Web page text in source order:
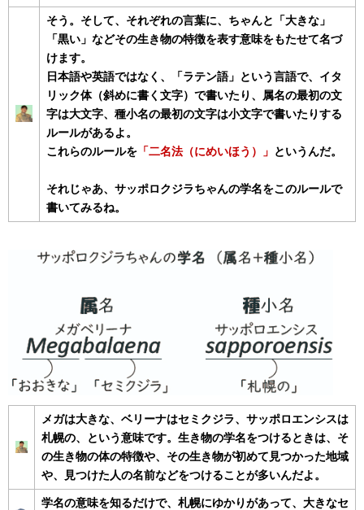
そう。そして、それぞれの言葉に、ちゃんと「大きな」
「黒い」などその生き物の特徴を表す意味をもたせて名づ
けます。
日本語や英語ではなく、「ラテン語」という言語で、イタ
リック体（斜めに書く文字）で書いたり、属名の最初の文
字は大文字、種小名の最初の文字は小文字で書いたりする
ルールがあるよ。
これらのルールを 「二名法（にめいほう）」 というんだ。
それじゃあ、サッポロクジラちゃんの学名をこのルールで
書いてみるね。
メガは大きな、ベリーナはセミクジラ、サッポロエンシスは
札幌の、という意味です。生き物の学名をつけるときは、そ
の生き物の体の特徴や、その生き物が初めて見つかった地域
や、見つけた人の名前などをつけることが多いんだよ。
学名の意味を知るだけで、札幌にゆかりがあって、大きなセ